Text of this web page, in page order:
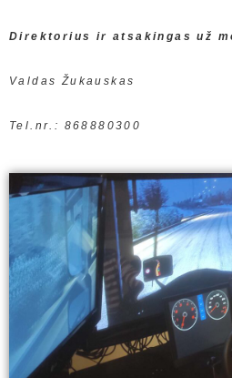
Direktorius ir atsakingas už
Valdas Žukauskas
Tel.nr.: 868880300